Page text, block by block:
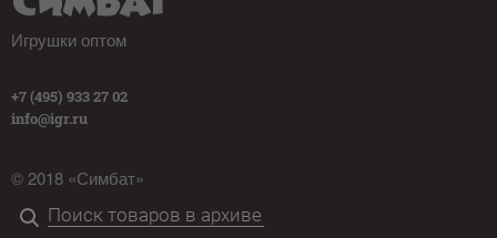
Игрушки оптом
+7 (495) 933 27 02
info@igr.ru
© 2018 «Симбат»